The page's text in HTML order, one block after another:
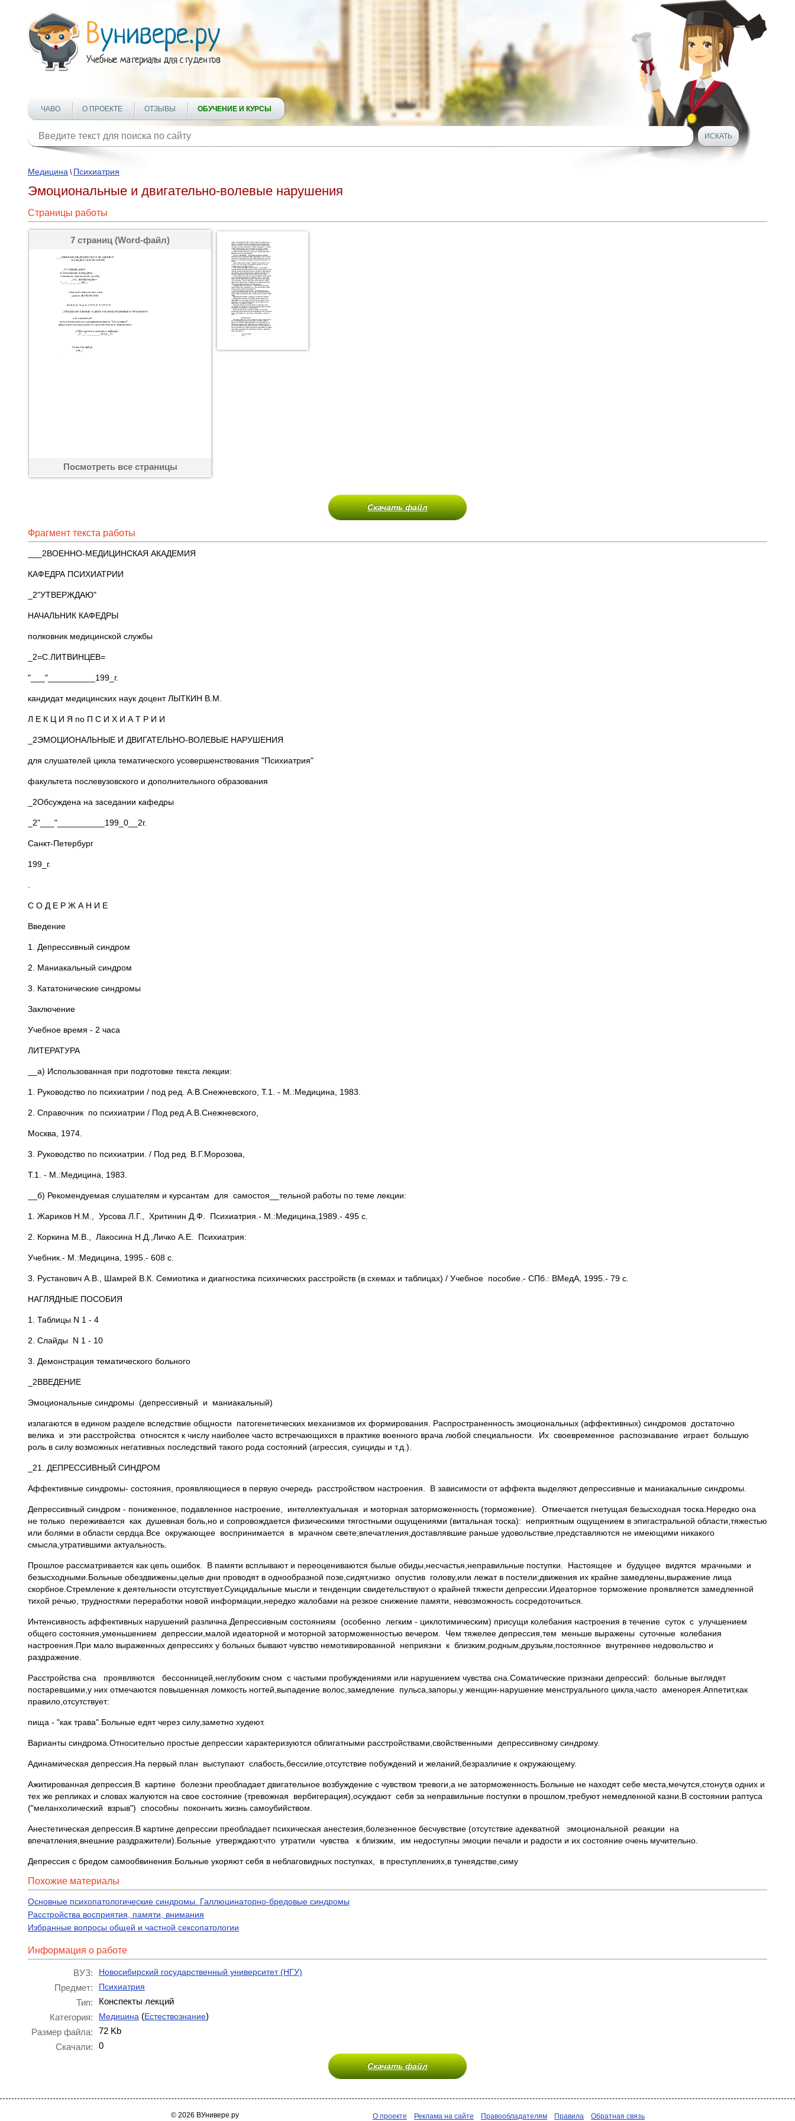
ЧАВО О ПРОЕКТЕ ОТЗЫВЫ ОБУЧЕНИЕ И КУРСЫ
Медицина \ Психиатрия
Эмоциональные и двигательно-волевые нарушения
Страницы работы
7 страниц (Word-файл)
Посмотреть все страницы
Скачать файл
Фрагмент текста работы
___2ВОЕННО-МЕДИЦИНСКАЯ АКАДЕМИЯ
КАФЕДРА ПСИХИАТРИИ
_2"УТВЕРЖДАЮ"
НАЧАЛЬНИК КАФЕДРЫ
полковник медицинской службы
_2=С.ЛИТВИНЦЕВ=
"___"__________199_г.
кандидат медицинских наук доцент ЛЫТКИН В.М.
Л Е К Ц И Я по П С И Х И А Т Р И И
_2ЭМОЦИОНАЛЬНЫЕ И ДВИГАТЕЛЬНО-ВОЛЕВЫЕ НАРУШЕНИЯ
для слушателей цикла тематического усовершенствования "Психиатрия"
факультета послевузовского и дополнительного образования
_2Обсуждена на заседании кафедры
_2"___"__________199_0__2г.
Санкт-Петербург
199_г.
С О Д Е Р Ж А Н И Е
Введение
1. Депрессивный синдром
2. Маниакальный синдром
3. Кататонические синдромы
Заключение
Учебное время - 2 часа
ЛИТЕРАТУРА
__а) Использованная при подготовке текста лекции:
1. Руководство по психиатрии / под ред. А.В.Снежневского, Т.1. - М.:Медицина, 1983.
2. Справочник по психиатрии / Под ред.А.В.Снежневского,
Москва, 1974.
3. Руководство по психиатрии. / Под ред. В.Г.Морозова,
Т.1. - М.:Медицина, 1983.
__б) Рекомендуемая слушателям и курсантам для самостоя__тельной работы по теме лекции:
1. Жариков Н.М., Урсова Л.Г., Хритинин Д.Ф. Психиатрия.- М.:Медицина,1989.- 495 с.
2. Коркина М.В., Лакосина Н.Д.,Личко А.Е. Психиатрия:
Учебник.- М.:Медицина, 1995.- 608 с.
3. Рустанович А.В., Шамрей В.К. Семиотика и диагностика психических расстройств (в схемах и таблицах) / Учебное пособие.- СПб.: ВМедА, 1995.- 79 с.
НАГЛЯДНЫЕ ПОСОБИЯ
1. Таблицы N 1 - 4
2. Cлайды N 1 - 10
3. Демонстрация тематического больного
_2ВВЕДЕНИЕ
Эмоциональные синдромы (депрессивный и маниакальный)
излагаются в едином разделе вследствие общности патогенетических механизмов их формирования. Распространенность эмоциональных (аффективных) синдромов достаточно
велика и эти расстройства относятся к числу наиболее часто встречающихся в практике военного врача любой специальности. Их своевременное распознавание играет большую
роль в силу возможных негативных последствий такого рода состояний (агрессия, суициды и т.д.).
_21. ДЕПРЕССИВНЫЙ СИНДРОМ
Аффективные синдромы- состояния, проявляющиеся в первую очередь расстройством настроения. В зависимости от аффекта выделяют депрессивные и маниакальные синдромы.
Депрессивный синдром - пониженное, подавленное настроение, интеллектуальная и моторная заторможенность (торможение). Отмечается гнетущая безысходная тоска.Нередко она
не только переживается как душевная боль,но и сопровождается физическими тягостными ощущениями (витальная тоска): неприятным ощущением в эпигастральной области,тяжестью
или болями в области сердца.Все окружающее воспринимается в мрачном свете;впечатления,доставлявшие раньше удовольствие,представляются не имеющими никакого
смысла,утратившими актуальность.
Прошлое рассматривается как цепь ошибок. В памяти всплывают и переоцениваются былые обиды,несчастья,неправильные поступки. Настоящее и будущее видятся мрачными и
безысходными.Больные обездвижены,целые дни проводят в однообразной позе,сидят,низко опустив голову,или лежат в постели;движения их крайне замедлены,выражение лица
скорбное.Стремление к деятельности отсутствует.Суицидальные мысли и тенденции свидетельствуют о крайней тяжести депрессии.Идеаторное торможение проявляется замедленной
тихой речью, трудностями переработки новой информации,нередко жалобами на резкое снижение памяти, невозможность сосредоточиться.
Интенсивность аффективных нарушений различна.Депрессивным состояниям (особенно легким - циклотимическим) присущи колебания настроения в течение суток с улучшением
общего состояния,уменьшением депрессии,малой идеаторной и моторной заторможенностью вечером. Чем тяжелее депрессия,тем меньше выражены суточные колебания
настроения.При мало выраженных депрессиях у больных бывают чувство немотивированной неприязни к близким,родным,друзьям,постоянное внутреннее недовольство и
раздражение.
Расстройства сна проявляются бессонницей,неглубоким сном с частыми пробуждениями или нарушением чувства сна.Соматические признаки депрессий: больные выглядят
постаревшими,у них отмечаются повышенная ломкость ногтей,выпадение волос,замедление пульса,запоры,у женщин-нарушение менструального цикла,часто аменорея.Аппетит,как
правило,отсутствует:
пища - "как трава".Больные едят через силу,заметно худеют.
Варианты синдрома.Относительно простые депрессии характеризуются облигатными расстройствами,свойственными депрессивному синдрому.
Адинамическая депрессия.На первый план выступают слабость,бессилие,отсутствие побуждений и желаний,безразличие к окружающему.
Ажитированная депрессия.В картине болезни преобладает двигательное возбуждение с чувством тревоги,а не заторможенность.Больные не находят себе места,мечутся,стонут,в одних и
тех же репликах и словах жалуются на свое состояние (тревожная вербигерация),осуждают себя за неправильные поступки в прошлом,требуют немедленной казни.В состоянии раптуса
("меланхолический взрыв") способны покончить жизнь самоубийством.
Анестетическая депрессия.В картине депрессии преобладает психическая анестезия,болезненное бесчувствие (отсутствие адекватной эмоциональной реакции на
впечатления,внешние раздражители).Больные утверждают,что утратили чувства к близким, им недоступны эмоции печали и радости и их состояние очень мучительно.
Депрессия с бредом самообвинения.Больные укоряют себя в неблаговидных поступках, в преступлениях,в тунеядстве,симу
Похожие материалы
Основные психопатологические синдромы. Галлюцинаторно-бредовые синдромы
Расстройства восприятия, памяти, внимания
Избранные вопросы общей и частной сексопатологии
Информация о работе
ВУЗ: Новосибирский государственный университет (НГУ)
Предмет: Психиатрия
Тип:
Конспекты лекций
Категория:
Медицина (Естествознание)
Размер файла:
72 Kb
Скачали:
0
Скачать файл
© 2026 ВУнивере.ру О проекте Реклама на сайте Правообладателям Правила Обратная связь